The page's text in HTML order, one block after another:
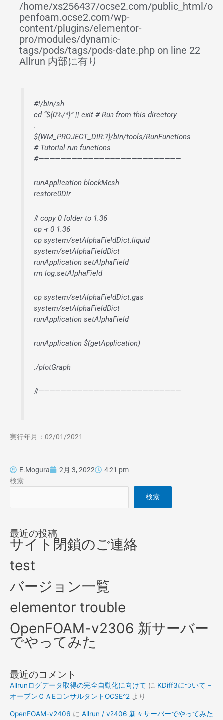
/home/xs256437/ocse2.com/public_html/o
penfoam.ocse2.com/wp-
content/plugins/elementor-
pro/modules/dynamic-
tags/pods/tags/pods-date.php on line 22
Allrun 内部に有り
#!/bin/sh
cd “${0%/*}” || exit # Run from this directory
.
${WM_PROJECT_DIR:?}/bin/tools/RunFunctions
# Tutorial run functions
#——————————————————————————
runApplication blockMesh
restore0Dir
# copy 0 folder to 1.36
cp -r 0 1.36
cp system/setAlphaFieldDict.liquid
system/setAlphaFieldDict
runApplication setAlphaField
rm log.setAlphaField
cp system/setAlphaFieldDict.gas
system/setAlphaFieldDict
runApplication setAlphaField
runApplication $(getApplication)
./plotGraph
#——————————————————————————
実行年月：02/01/2021
E.Mogura 2月 3, 2022
4:21 pm
検索
検索
最近の投稿
サイト閉鎖のご連絡
test
バージョン一覧
elementor trouble
OpenFOAM-v2306 新サーバー
でやってみた
最近のコメント
Allrunログデータ取得の完全自動化に向けて に KDiff3について –
オープンＣＡEコンサルタントOCSE^2 より
OpenFOAM-v2406 に Allrun / v2406 新々サーバーでやってみた